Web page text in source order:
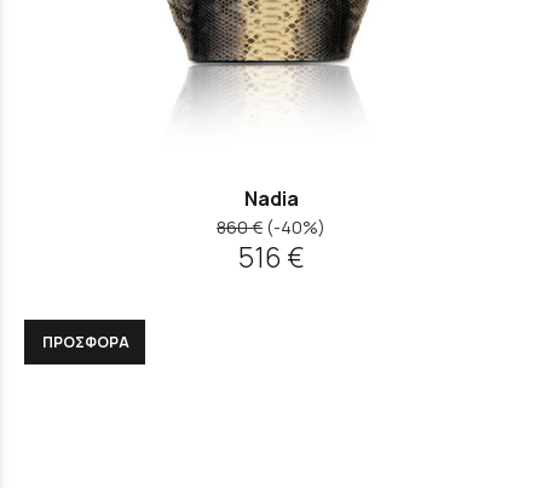
Nadia
860 € (-40%)
516 €
ΠΡΟΣΦΟΡΑ